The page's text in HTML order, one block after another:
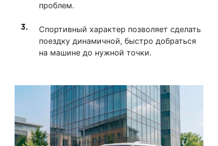
проблем.
Спортивный характер позволяет сделать
поездку динамичной, быстро добраться
на машине до нужной точки.